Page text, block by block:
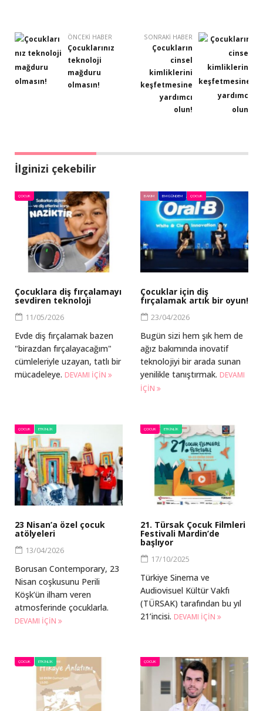
ÖNCEKI HABER
Çocuklarınız
teknoloji
mağduru
olmasın!
SONRAKI HABER
Çocukların
cinsel
kimliklerini
keşfetmesine
yardımcı
olun!
İlginizi çekebilir
ÇOCUK
Çocuklara diş fırçalamayı
sevdiren teknoloji
11/05/2026
Evde diş fırçalamak bazen
"birazdan fırçalayacağım"
cümleleriyle uzayan, tatlı bir
mücadeleye. DEVAMI IÇIN
BAKIM BM GÜNDEM ÇOCUK
Çocuklar için diş
fırçalamak artık bir oyun!
23/04/2026
Bugün sizi hem şık hem de
ağız bakımında inovatif
teknolojiyi bir arada sunan
yenilikle tanıştırmak. DEVAMI
IÇIN
ÇOCUK ETKINLIK
23 Nisan’a özel çocuk
atölyeleri
13/04/2026
Borusan Contemporary, 23
Nisan coşkusunu Perili
Köşk’ün ilham veren
atmosferinde çocuklarla.
DEVAMI IÇIN
ÇOCUK ETKINLIK
21. Türsak Çocuk Filmleri
Festivali Mardin’de
başlıyor
17/10/2025
Türkiye Sinema ve
Audiovisuel Kültür Vakfı
(TÜRSAK) tarafından bu yıl
21’incisi. DEVAMI IÇIN
ÇOCUK ETKINLIK ÇOCUK